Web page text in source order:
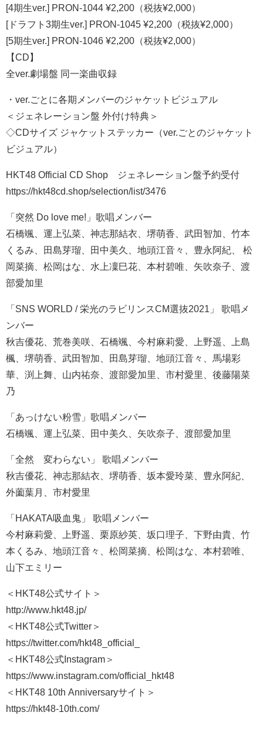
[4期生ver.] PRON-1044 ¥2,200（税抜¥2,000）
[ドラフト3期生ver.] PRON-1045 ¥2,200（税抜¥2,000）
[5期生ver.] PRON-1046 ¥2,200（税抜¥2,000）
【CD】
全ver.劇場盤 同一楽曲収録
・ver.ごとに各期メンバーのジャケットビジュアル
＜ジェネレーション盤 外付け特典＞
◇CDサイズ ジャケットステッカー（ver.ごとのジャケット
ビジュアル）
HKT48 Official CD Shop ジェネレーション盤予約受付
https://hkt48cd.shop/selection/list/3476
「突然 Do love me!」歌唱メンバー
石橋颯、運上弘菜、神志那結衣、堺萌香、武田智加、竹本
くるみ、田島芽瑠、田中美久、地頭江音々、豊永阿紀、 松
岡菜摘、松岡はな、水上凜巳花、本村碧唯、矢吹奈子、渡
部愛加里
「SNS WORLD / 栄光のラビリンスCM選抜2021」 歌唱メ
ンバー
秋吉優花、荒巻美咲、石橋颯、今村麻莉愛、上野遥、上島
楓、堺萌香、武田智加、田島芽瑠、地頭江音々、馬場彩
華、渕上舞、山内祐奈、渡部愛加里、市村愛里、後藤陽菜
乃
「あっけない粉雪」歌唱メンバー
石橋颯、運上弘菜、田中美久、矢吹奈子、渡部愛加里
「全然 変わらない」 歌唱メンバー
秋吉優花、神志那結衣、堺萌香、坂本愛玲菜、豊永阿紀、
外薗葉月、市村愛里
「HAKATA吸血鬼」 歌唱メンバー
今村麻莉愛、上野遥、栗原紗英、坂口理子、下野由貴、竹
本くるみ、地頭江音々、松岡菜摘、松岡はな、本村碧唯、
山下エミリー
＜HKT48公式サイト＞
http://www.hkt48.jp/
＜HKT48公式Twitter＞
https://twitter.com/hkt48_official_
＜HKT48公式Instagram＞
https://www.instagram.com/official_hkt48
＜HKT48 10th Anniversaryサイト＞
https://hkt48-10th.com/